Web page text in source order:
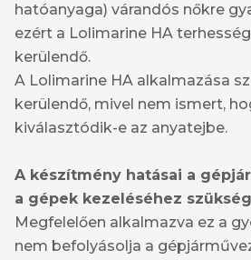
hatóanyaga) várandós nőkre
ezért a Lolimarine HA
kerülendő.
A Lolimarine HA alkalmazása
kerülendő, mivel nem ismert,
kiválasztódik-e az anyatejbe.
A készítmény hatásai a
a gépek kezeléséhez
Megfelelően alkalmazva ez a
nem befolyásolja a